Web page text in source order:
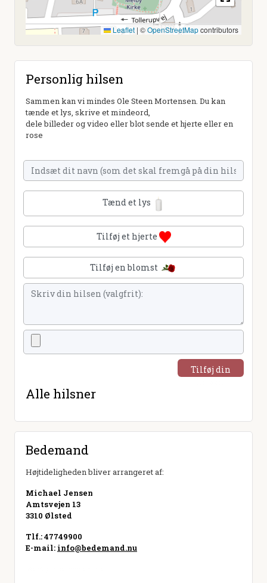
Leaflet | ©OpenStreetMapcontributors
Personlig hilsen
Sammen kan vi mindes Ole Steen Mortensen. Du kan
tænde et lys, skrive et mindeord,
dele billeder og video eller blot sende et hjerte eller en
rose
Tænd et lys
Tilføj et hjerte
Tilføj en blomst
Tilføj din
Alle hilsner
Bedemand
Højtideligheden bliver arrangeret af:
Michael Jensen
Amtsvejen 13
3310 Ølsted
Tlf.: 47749900
E-mail: info@bedemand.nu